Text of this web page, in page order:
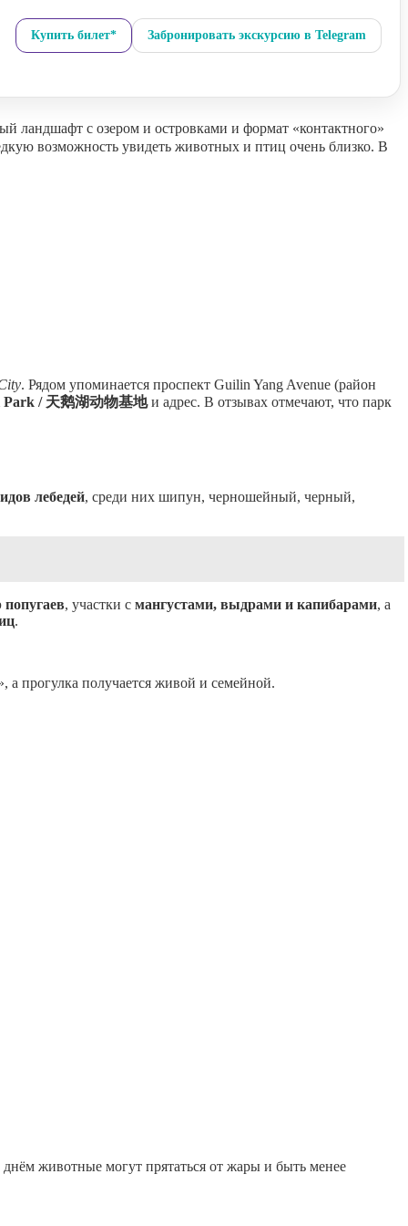
Купить билет* Забронировать экскурсию в Telegram
ландшафт с озером и островками и формат «контактного»
возможность увидеть животных и птиц очень близко. В
. Рядом упоминается проспект Guilin Yang Avenue (район
/ 天鹅湖动物基地и адрес. В отзывах отмечают, что парк
лебедей, среди них шипун, черношейный, черный,
, участки с мангустами, выдрами и капибарами, а
.
а прогулка получается живой и семейной.
животные могут прятаться от жары и быть менее